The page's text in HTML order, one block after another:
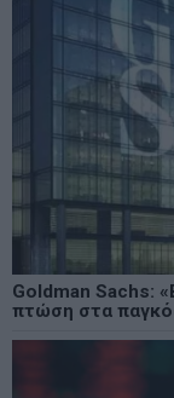
Goldman Sachs:
πτώση στα